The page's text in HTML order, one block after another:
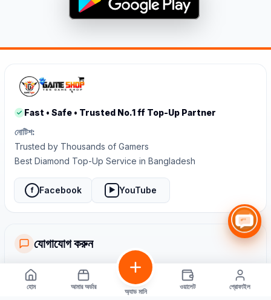
Fast • Safe • Trusted No.1 ff Top-Up Partner
নোটিশ:
Trusted by Thousands of Gamers
Best Diamond Top-Up Service in Bangladesh
f Facebook ▶ YouTube
যোগাযোগ করুন
হোয়াটসঅ্যাপ সাপোর্ট
সকাল ১০ টা থেকে রাত ১২ টা পর্যন্ত
হোম আমার অর্ডার
অ্যাড মানি
ওয়ালেট প্রোফাইল